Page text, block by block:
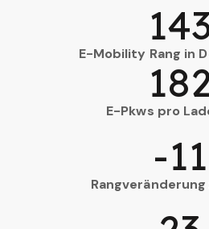
E-Mobility Rang in
E-Pkws pro
Rangveränderung
-11